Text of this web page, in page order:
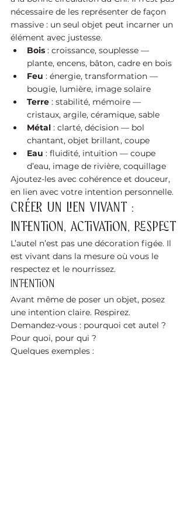
nécessaire de les représenter de façon
massive : un seul objet peut incarner un
élément avec justesse.
Bois : croissance, souplesse —
plante, encens, bâton, cadre en bois
Feu : énergie, transformation —
bougie, lumière, image solaire
Terre : stabilité, mémoire —
cristaux, argile, céramique, sable
Métal : clarté, décision — bol
chantant, objet brillant, coupe
Eau : fluidité, intuition — coupe
d’eau, image de rivière, coquillage
Ajoutez-les avec cohérence et douceur,
en lien avec votre intention personnelle.
Créer un lien vivant :
intention, activation, respect
L’autel n’est pas une décoration figée. Il
est vivant dans la mesure où vous le
respectez et le nourrissez.
Intention
Avant même de poser un objet, posez
une intention claire. Respirez.
Demandez-vous : pourquoi cet autel ?
Pour quoi, pour qui ?
Quelques exemples :